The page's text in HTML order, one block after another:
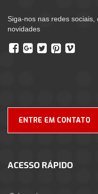
Siga-nos nas redes
novidades
ENTRE EM CONTATO
ACESSO RÁPIDO